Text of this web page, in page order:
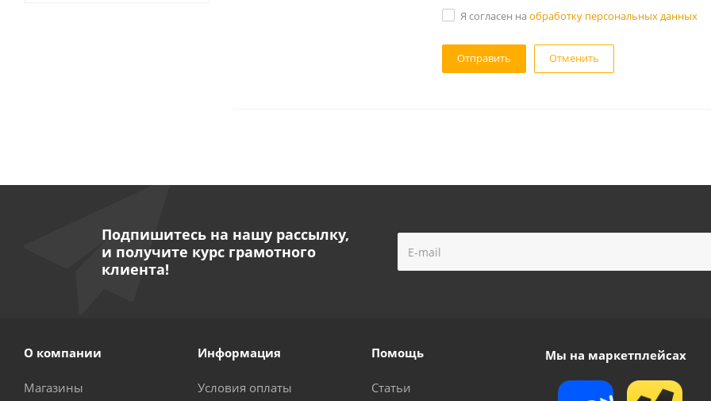
Я согласен на обработку персональных данных
Отменить
Подпишитесь на нашу рассылку,
и получите курс грамотного
клиента!
О компании
Магазины
Информация
Условия оплаты
Помощь
Статьи
Мы на маркетплейсах